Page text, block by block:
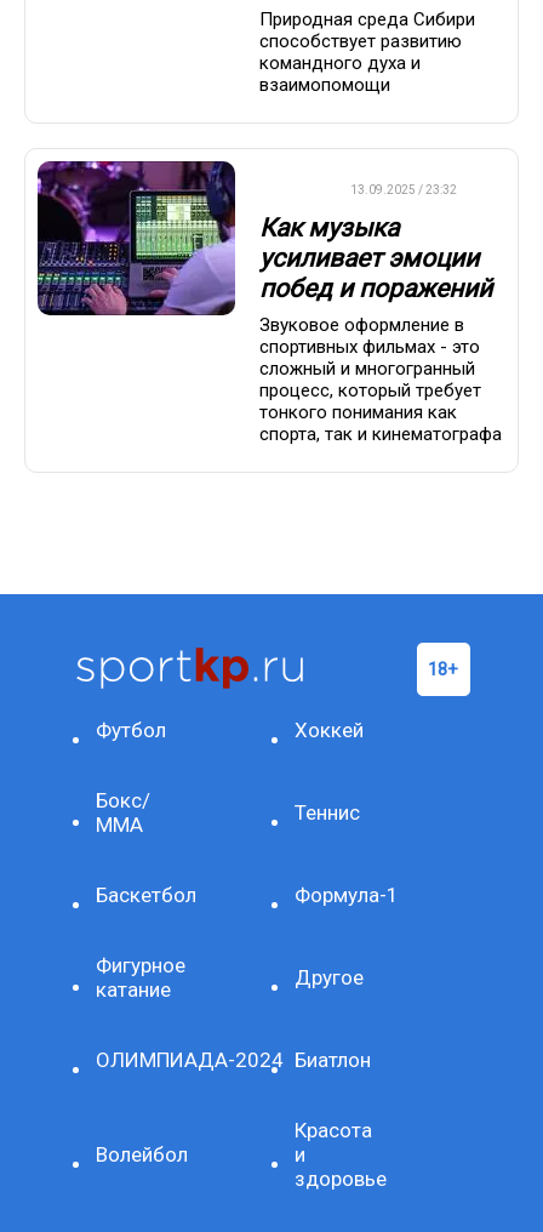
Природная среда Сибири
способствует развитию
командного духа и
взаимопомощи
13.09.2025 / 23:32
Как музыка
усиливает эмоции
побед и поражений
Звуковое оформление в
спортивных фильмах - это
сложный и многогранный
процесс, который требует
тонкого понимания как
спорта, так и кинематографа
Футбол Хоккей
Бокс/
ММА
Теннис
Баскетбол Формула-1
Фигурное
катание
Другое
ОЛИМПИАДА-2024 Биатлон
Волейбол
Красота
и
здоровье